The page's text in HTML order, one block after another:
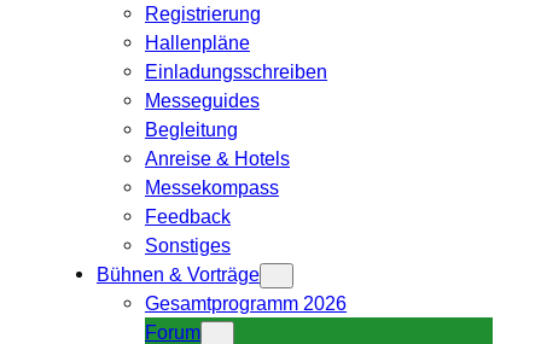
Registrierung
Hallenpläne
Einladungsschreiben
Messeguides
Begleitung
Anreise & Hotels
Messekompass
Feedback
Sonstiges
Bühnen & Vorträge
Gesamtprogramm 2026
Forum